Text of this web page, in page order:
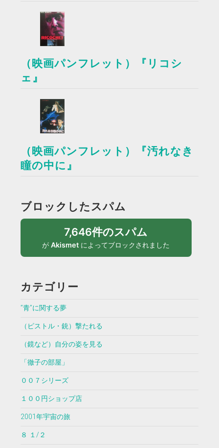
（映画パンフレット）『リコシ
ェ』
（映画パンフレット）『汚れなき
瞳の中に』
ブロックしたスパム
7,646件のスパム
がAkismet によってブロックされました
カテゴリー
”青”に関する夢
（ピストル・銃）撃たれる
（鏡など）自分の姿を見る
「徹子の部屋」
００７シリーズ
１００円ショップ店
2001年宇宙の旅
８ １/２